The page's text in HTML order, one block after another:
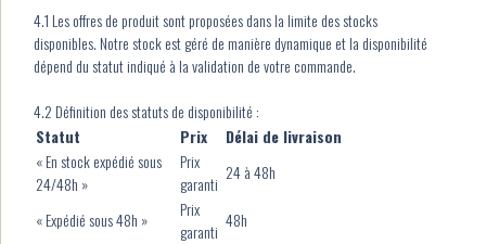
4.1 Les offres de produit sont proposées dans la limite des stocks
disponibles. Notre stock est géré de manière dynamique et la disponibilité
dépend du statut indiqué à la validation de votre commande.
4.2 Définition des statuts de disponibilité :
Statut
Prix
Délai de livraison
« En stock expédié sous
24/48h »
Prix
garanti
24 à 48h
« Expédié sous 48h »
Prix
garanti
48h